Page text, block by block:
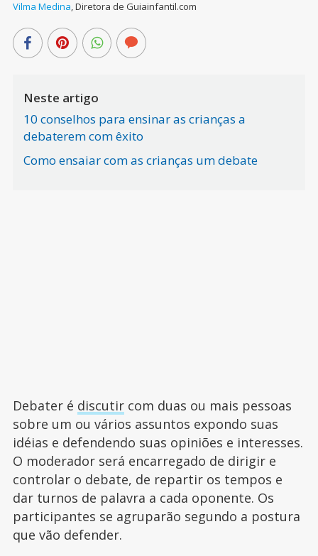
Vilma Medina,Diretora de Guiainfantil.com
Neste artigo
10 conselhos para ensinar as crianças a
debaterem com êxito
Como ensaiar com as crianças um debate
Debater é discutircom duas ou mais pessoas
sobre um ou vários assuntos expondo suas
idéias e defendendo suas opiniões e interesses.
O moderador será encarregado de dirigir e
controlar o debate, de repartir os tempos e
dar turnos de palavra a cada oponente. Os
participantes se agruparão segundo a postura
que vão defender.